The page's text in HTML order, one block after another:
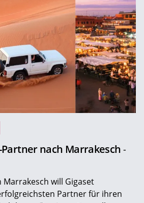
nach Marrakesch -
Marrakesch will Gigaset
Partner für ihren